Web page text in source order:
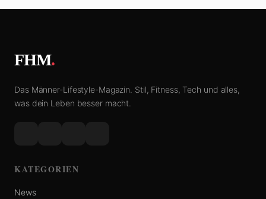
FHM.
Das Männer-Lifestyle-Magazin. Stil, Fitness, Tech und alles,
was dein Leben besser macht.
KATEGORIEN
News